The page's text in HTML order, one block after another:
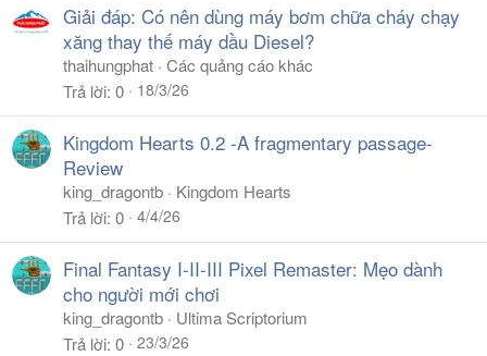
Giải đáp: Có nên dùng máy bơm chữa cháy chạy
xăng thay thế máy dầu Diesel?
thaihungphat Các quảng cáo khác
Trả lời 0 18/3/26
Kingdom Hearts 0.2 -A fragmentary passage-
Review
king_dragontb
Kingdom Hearts
Trả lời 0 4/4/26
Final Fantasy I-II-III Pixel Remaster: Mẹo dành
cho người mới chơi
king_dragontb
Ultima Scriptorium
Trả lời 0 23/3/26